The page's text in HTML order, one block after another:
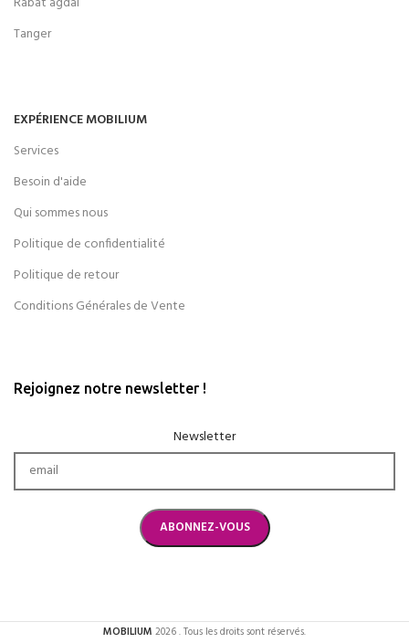
Tanger
EXPÉRIENCE MOBILIUM
Services
Besoin d'aide
Qui sommes nous
Politique de confidentialité
Politique de retour
Conditions Générales de Vente
Rejoignez notre newsletter !
Newsletter
MOBILIUM 2026 . Tous les droits sont réservés.